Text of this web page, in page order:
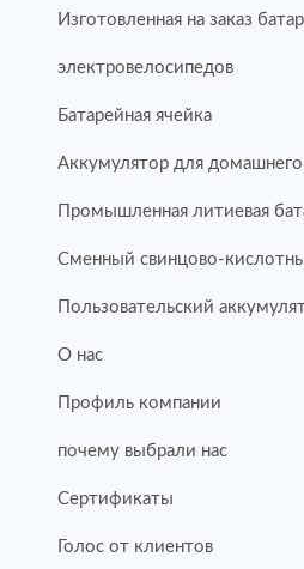
Изготовленная на заказ
электровелосипедов
Батарейная ячейка
Аккумулятор для домашнего
Промышленная литиевая
Сменный свинцово-
Пользовательский
О нас
Профиль компании
почему выбрали нас
Сертификаты
Голос от клиентов